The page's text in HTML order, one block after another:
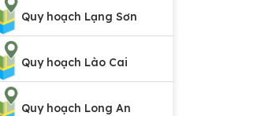
Quy hoạch Lạng Sơn
Quy hoạch Lào Cai
Quy hoạch Long An